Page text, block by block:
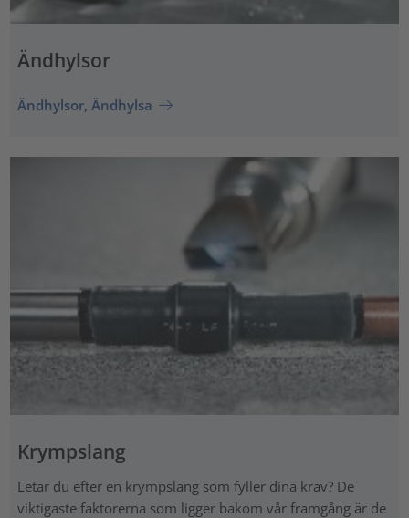
Ändhylsor
Ändhylsor, Ändhylsa
Krympslang
Letar du efter en krympslang som fyller dina krav? De
viktigaste faktorerna som ligger bakom vår framgång är de